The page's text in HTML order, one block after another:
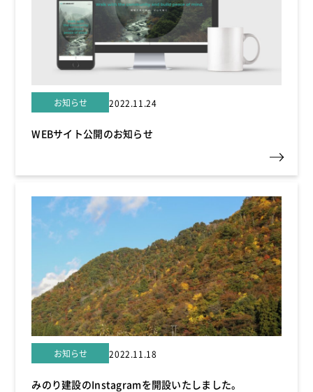
2022.11.24
お知らせ
WEBサイト公開のお知らせ
2022.11.18
お知らせ
みのり建設のInstagramを開設いたしました。